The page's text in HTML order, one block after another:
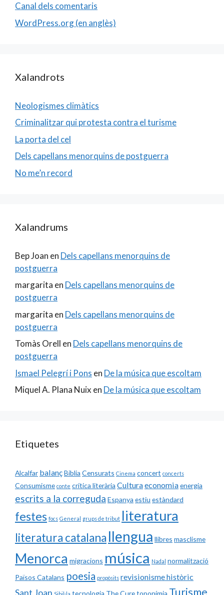
Canal dels comentaris
WordPress.org (en anglès)
Xalandrots
Neologismes climàtics
Criminalitzar qui protesta contra el turisme
La porta del cel
Dels capellans menorquins de postguerra
No me’n record
Xalandrums
Bep Joan en Dels capellans menorquins de
postguerra
margarita en Dels capellans menorquins de
postguerra
margarita en Dels capellans menorquins de
postguerra
Tomàs Orell en Dels capellans menorquins de
postguerra
Ismael Pelegrí i Pons en De la música que escoltam
Miquel A. Plana Nuix en De la música que escoltam
Etiquetes
Alcalfar balançBiblia Censurats Cinema concert concerts
Consumisme conte crítica literària Culturaeconomiaenergia
escrits a la correguda Espanya estiu estàndard
festes focs General grups de tribut literatura
literatura catalana llengua llibres masclisme
Menorca migracions música Nadal normalització
Països Catalans poesia propòsits revisionisme històric
Sant Joan tecnologia The Curetoponímia Turisme